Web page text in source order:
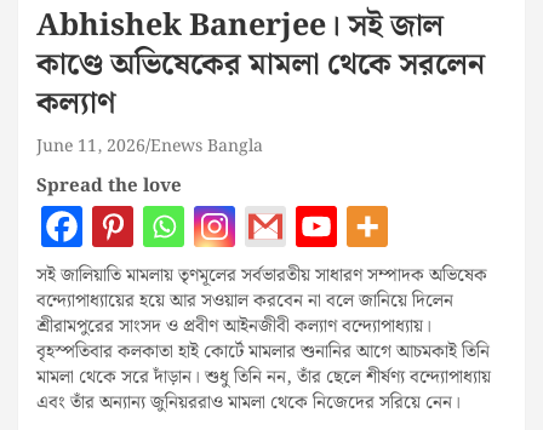
Abhishek Banerjee। সই জাল
কাণ্ডে অভিষেকের মামলা থেকে সরলেন
কল্যাণ
June 11, 2026 Enews Bangla
Spread the love
সই জালিয়াতি মামলায় তৃণমূলের সর্বভারতীয় সাধারণ সম্পাদক অভিষেক
বন্দ্যোপাধ্যায়ের হয়ে আর সওয়াল করবেন না বলে জানিয়ে দিলেন
শ্রীরামপুরের সাংসদ ও প্রবীণ আইনজীবী কল্যাণ বন্দ্যোপাধ্যায়।
বৃহস্পতিবার কলকাতা হাই কোর্টে মামলার শুনানির আগে আচমকাই তিনি
মামলা থেকে সরে দাঁড়ান। শুধু তিনি নন, তাঁর ছেলে শীর্ষণ্য বন্দ্যোপাধ্যায়
এবং তাঁর অন্যান্য জুনিয়ররাও মামলা থেকে নিজেদের সরিয়ে নেন।